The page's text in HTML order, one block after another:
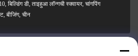
बिल्डिंग डी, ताइहुआ लॉन्गची स्क्वायर, चांगपिंग
बीजिंग, चीन